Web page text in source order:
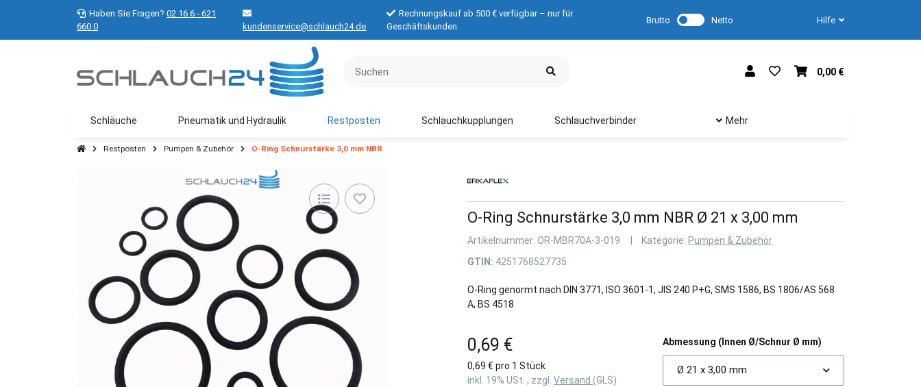
Haben Sie Fragen? 02 16 6 - 621
660 0
kundenservice@schlauch24.de
Rechnungskauf ab 500 € verfügbar – nur für
Geschäftskunden
Brutto Netto Hilfe
0,00 €
Schläuche Pneumatik und Hydraulik Restposten Schlauchkupplungen Schlauchverbinder Mehr
Restposten Pumpen & Zubehör O-Ring Schnurstärke 3,0 mm NBR
O-Ring Schnurstärke 3,0 mm NBR Ø 21 x 3,00 mm
Artikelnummer: OR-MBR70A-3-019 Kategorie: Pumpen & Zubehör
GTIN: 4251768527735
O-Ring genormt nach DIN 3771, ISO 3601-1, JIS 240 P+G, SMS 1586, BS 1806/AS 568
A, BS 4518
0,69 €
0,69 € pro 1 Stück
inkl. 19% USt. , zzgl. Versand (GLS)
Abmessung (Innen Ø/Schnur Ø mm)
Ø 21 x 3,00 mm